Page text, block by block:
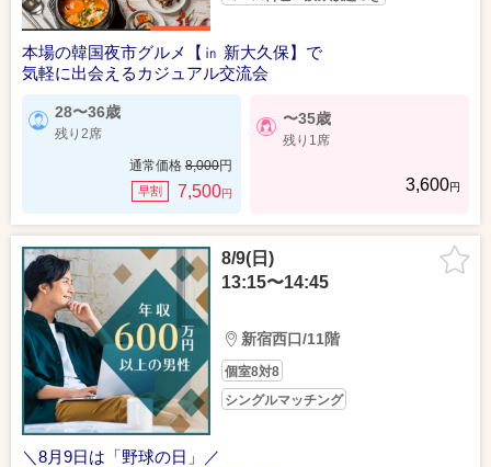
本場の韓国夜市グルメ【㏌ 新大久保】で
気軽に出会えるカジュアル交流会
28〜36歳
残り2席
通常価格 8,000円
早割 7,500円
〜35歳
残り1席
3,600円
8/9(日)
13:15〜14:45
新宿西口/11階
個室8対8
シングルマッチング
＼8月9日は「野球の日」／